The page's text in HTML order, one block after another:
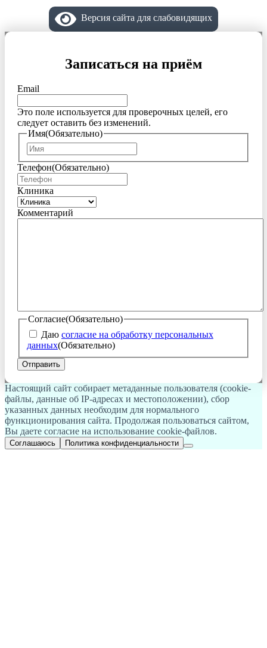
Версия сайта для слабовидящих
Записаться на приём
Email
Это поле используется для проверочных целей, его
следует оставить без изменений.
Имя(Обязательно)
Телефон(Обязательно)
Клиника
Комментарий
Согласие(Обязательно)
Даю согласие на обработку персональных
данных(Обязательно)
Настоящий сайт собирает метаданные пользователя (cookie-
файлы, данные об IP-адресах и местоположении), сбор
указанных данных необходим для нормального
функционирования сайта. Продолжая пользоваться сайтом,
Вы даете согласие на использование cookie-файлов.
Соглашаюсь Политика конфиденциальности